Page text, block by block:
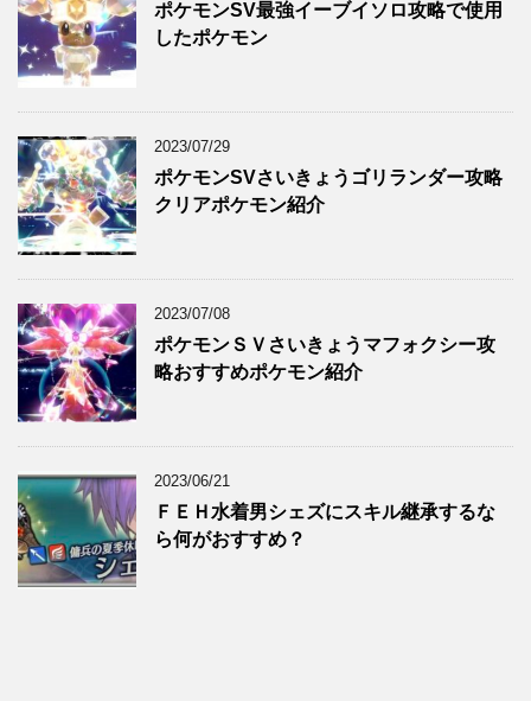
ポケモンSV最強イーブイソロ攻略で使用
したポケモン
2023/07/29
ポケモンSVさいきょうゴリランダー攻略
クリアポケモン紹介
2023/07/08
ポケモンＳＶさいきょうマフォクシー攻
略おすすめポケモン紹介
2023/06/21
ＦＥＨ水着男シェズにスキル継承するな
ら何がおすすめ？